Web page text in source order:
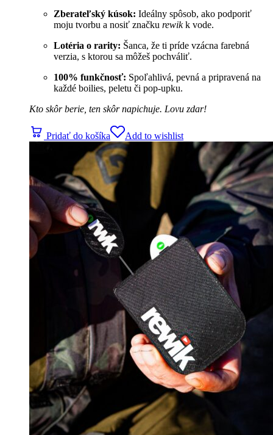
Zberateľský kúsok: Ideálny spôsob, ako podporiť
moju tvorbu a nosiť značku rewikk vode.
Lotéria o rarity: Šanca, že ti príde vzácna farebná
verzia, s ktorou sa môžeš pochváliť.
100% funkčnosť: Spoľahlivá, pevná a pripravená na
každé boilies, peletu či pop-upku.
Kto skôr berie, ten skôr napichuje. Lovu zdar!
Pridať do košíka Add to wishlist